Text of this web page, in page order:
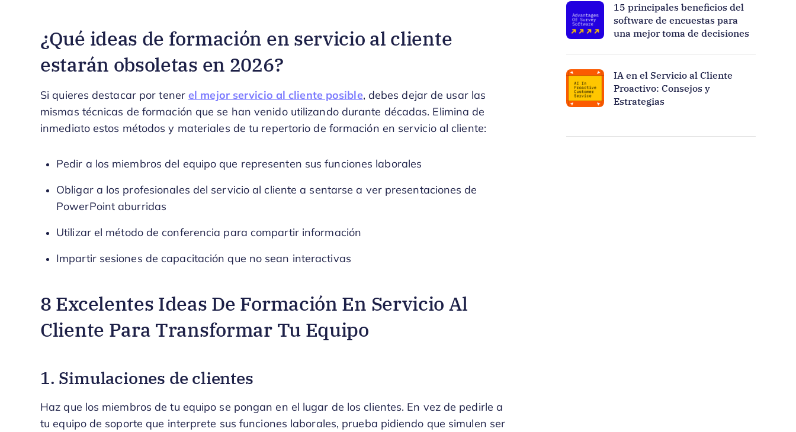
¿Qué ideas de formación en servicio al cliente
estarán obsoletas en 2026?
Si quieres destacar por tenerel mejor servicio al cliente posible, debes dejar de usar las
mismas técnicas de formación que se han venido utilizando durante décadas. Elimina de
inmediato estos métodos y materiales de tu repertorio de formación en servicio al cliente:
Pedir a los miembros del equipo que representen sus funciones laborales
Obligar a los profesionales del servicio al cliente a sentarse a ver presentaciones de
PowerPoint aburridas
Utilizar el método de conferencia para compartir información
Impartir sesiones de capacitación que no sean interactivas
8 Excelentes Ideas De Formación En Servicio Al
Cliente Para Transformar Tu Equipo
1. Simulaciones de clientes
Haz que los miembros de tu equipo se pongan en el lugar de los clientes. En vez de pedirle a
tu equipo de soporte que interprete sus funciones laborales, prueba pidiendo que simulen ser
15 principales beneficios del
software de encuestas para
una mejor toma de decisiones
IA en el Servicio al Cliente
Proactivo: Consejos y
Estrategias